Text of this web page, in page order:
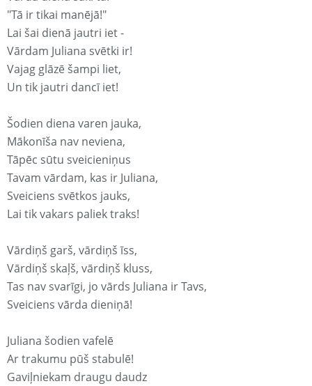
"Tā ir tikai manējā!"
Lai šai dienā jautri iet -
Vārdam Juliana svētki ir!
Vajag glāzē šampi liet,
Un tik jautri dancī iet!
Šodien diena varen jauka,
Mākonīša nav neviena,
Tāpēc sūtu sveicieniņus
Tavam vārdam, kas ir Juliana,
Sveiciens svētkos jauks,
Lai tik vakars paliek traks!
Vārdiņš garš, vārdiņš īss,
Vārdiņš skaļš, vārdiņš kluss,
Tas nav svarīgi, jo vārds Juliana ir Tavs,
Sveiciens vārda dieniņā!
Juliana šodien vafelē
Ar trakumu pūš stabulē!
Gaviļniekam draugu daudz